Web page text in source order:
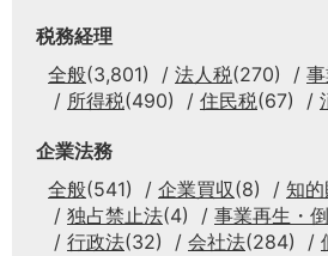
税務経理
全般(3,801) 法人税(270)
所得税(490) 住民税(67)
企業法務
全般(541) 企業買収(8) 知
独占禁止法(4) 事業再生・
行政法(32) 会社法(284)